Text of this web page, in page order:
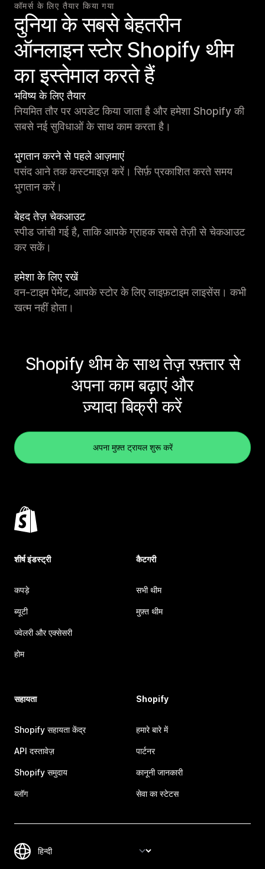
कॉमर्स के लिए तैयार किया गया
दुनिया के सबसे बेहतरीन
ऑनलाइन स्टोर Shopify थीम
का इस्तेमाल करते हैं
भविष्य के लिए तैयार
नियमित तौर पर अपडेट किया जाता है और हमेशा Shopify की
सबसे नई सुविधाओं के साथ काम करता है।
भुगतान करने से पहले आज़माएं
पसंद आने तक कस्टमाइज़ करें। सिर्फ़ प्रकाशित करते समय
भुगतान करें।
बेहद तेज़ चेकआउट
स्पीड जांची गई है, ताकि आपके ग्राहक सबसे तेज़ी से चेकआउट
कर सकें।
हमेशा के लिए रखें
वन-टाइम पेमेंट, आपके स्टोर के लिए लाइफ़टाइम लाइसेंस। कभी
खत्म नहीं होता।
Shopify थीम के साथ तेज़ रफ़्तार से
अपना काम बढ़ाएं और
ज़्यादा बिक्री करें
अपना मुफ़्त ट्रायल शुरू करें
शीर्ष इंडस्ट्री
कपड़े
ब्यूटी
ज्वेलरी और एक्सेसरी
होम
कैटगरी
सभी थीम
मुफ़्त थीम
सहायता
Shopify सहायता केंद्र
API दस्तावेज़
Shopify समुदाय
ब्लॉग
Shopify
हमारे बारे में
पार्टनर
कानूनी जानकारी
सेवा का स्टेटस